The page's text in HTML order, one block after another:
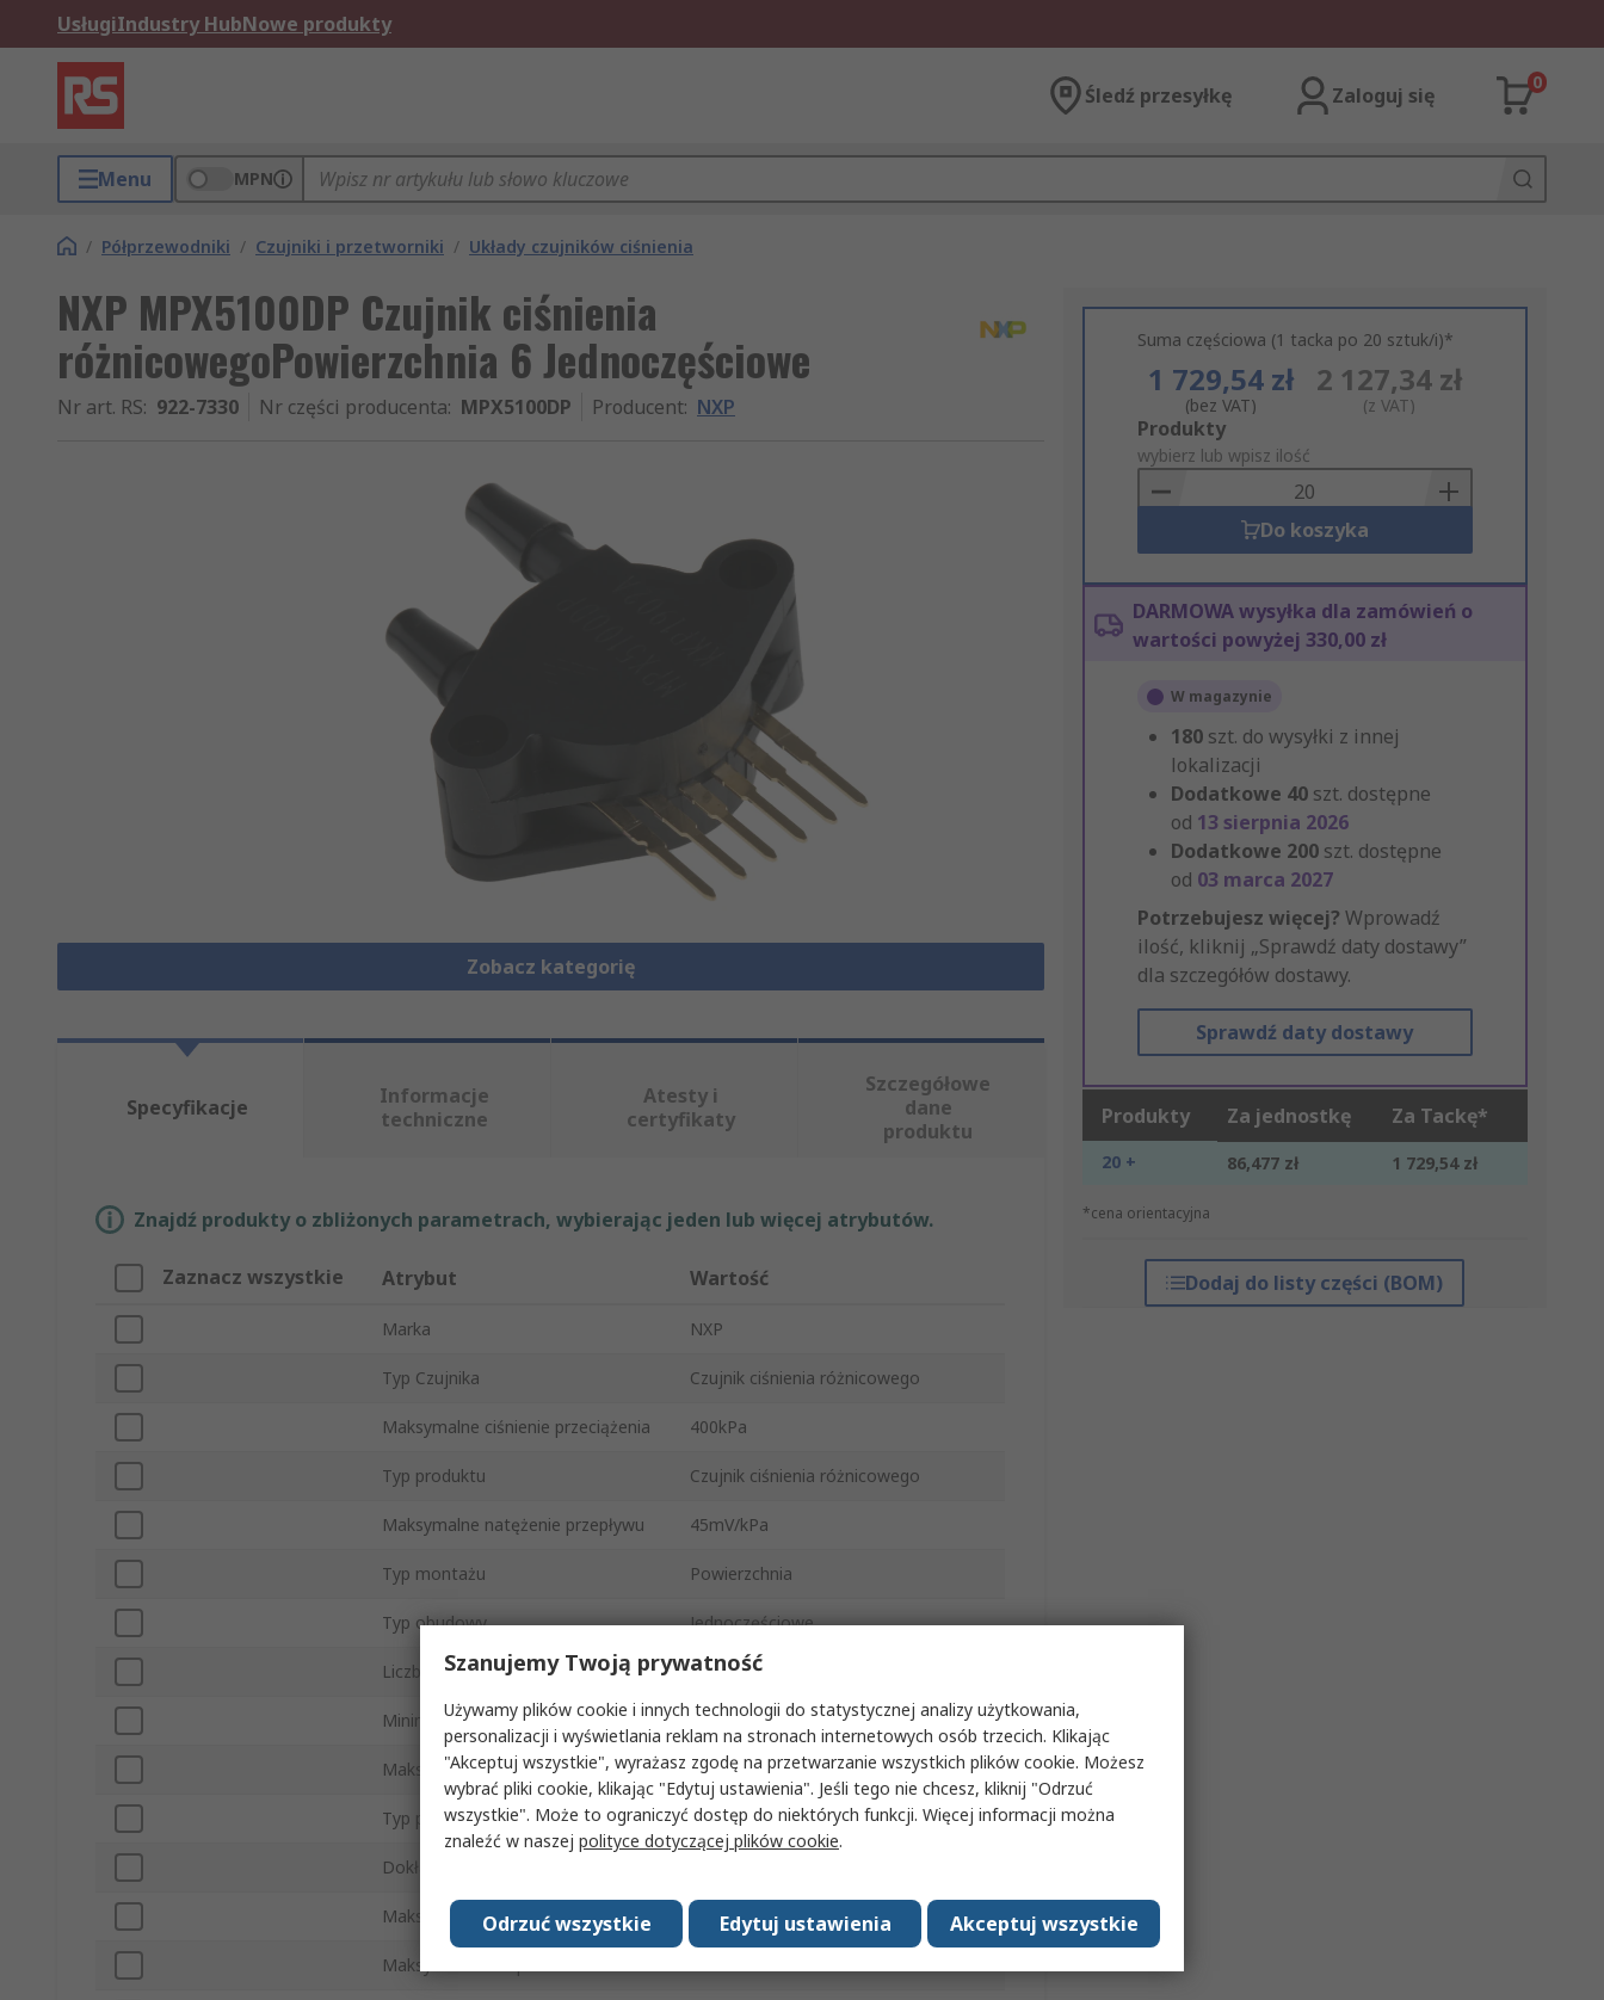
UsługiIndustry HubNowe produkty
Śledź przesyłkę Zaloguj się
0
Menu MPN
/ Półprzewodniki / Czujniki i przetworniki / Układy czujników ciśnienia
NXP MPX5100DP Czujnik ciśnienia
różnicowegoPowierzchnia 6 Jednoczęściowe
Nr art. RS: 922-7330 Nr części producenta: MPX5100DP Producent: NXP
Zobacz kategorię
Suma częściowa (1 tacka po 20 sztuk/i)*
1 729,54 zł
(bez VAT)
2 127,34 zł
(z VAT)
Add
to
Basket
Produkty
wybierz lub wpisz ilość
Do koszyka
DARMOWA wysyłka dla zamówień o
wartości powyżej 330,00 zł
W magazynie
180 szt. do wysyłki z innej
lokalizacji
Dodatkowe 40 szt. dostępne
od 13 sierpnia 2026
Dodatkowe 200 szt. dostępne
od 03 marca 2027
Potrzebujesz więcej? Wprowadź
ilość, kliknij „Sprawdź daty dostawy”
dla szczegółów dostawy.
Sprawdź daty dostawy
Produkty Za jednostkę Za Tackę*
20 + 86,477 zł 1 729,54 zł
*cena orientacyjna
Dodaj do listy części (BOM)
Specyfikacje
Informacje
techniczne
Atesty i
certyfikaty
Szczegółowe
dane
produktu
Znajdź produkty o zbliżonych parametrach, wybierając jeden lub więcej atrybutów.
Zaznacz wszystkie Atrybut Wartość
Marka NXP
Typ Czujnika Czujnik ciśnienia różnicowego
Maksymalne ciśnienie przeciążenia 400kPa
Typ produktu Czujnik ciśnienia różnicowego
Maksymalne natężenie przepływu 45mV/kPa
Typ montażu Powierzchnia
Typ obudowy Jednoczęściowe
Liczba styków 6
Minimalne napięcie zasilania 4.75V
Maksymalne ciśnienie robocze 115 kPa
Typ portu Podwójny, promieniowy, z grzechotką
Dokładność
Maksymalne napięcie zasilania 5.25V
Maksymalna temperatura robocza
Szanujemy Twoją prywatność
Używamy plików cookie i innych technologii do statystycznej analizy użytkowania,
personalizacji i wyświetlania reklam na stronach internetowych osób trzecich. Klikając
"Akceptuj wszystkie", wyrażasz zgodę na przetwarzanie wszystkich plików cookie. Możesz
wybrać pliki cookie, klikając "Edytuj ustawienia". Jeśli tego nie chcesz, kliknij "Odrzuć
wszystkie". Może to ograniczyć dostęp do niektórych funkcji. Więcej informacji można
znaleźć w naszej polityce dotyczącej plików cookie.
Akceptuj wszystkie
Edytuj ustawienia
Odrzuć wszystkie